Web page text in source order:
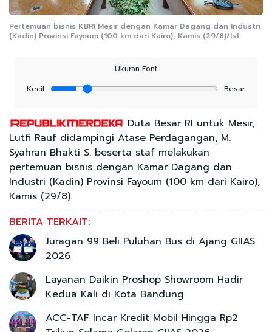
Pertemuan bisnis KBRI Mesir dengan Kamar Dagang dan Industri
(Kadin) Provinsi Fayoum (100 km dari Kairo), Kamis (29/8)/Ist
Ukuran Font
Kecil
Besar
Duta Besar RI untuk Mesir,
Lutfi Rauf didampingi Atase Perdagangan, M.
Syahran Bhakti S. beserta staf melakukan
pertemuan bisnis dengan Kamar Dagang dan
Industri (Kadin) Provinsi Fayoum (100 km dari Kairo),
Kamis (29/8).
BERITA TERKAIT:
Juragan 99 Beli Puluhan Bus di Ajang GIIAS
2026
Layanan Daikin Proshop Showroom Hadir
Kedua Kali di Kota Bandung
ACC-TAF Incar Kredit Mobil Hingga Rp2